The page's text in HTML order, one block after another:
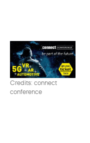
Credits: connect
conference